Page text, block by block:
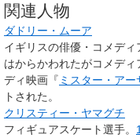
関連人物
ダドリー・ムーア
イギリスの俳優・コメデ
はからかわれたがコメデ
ディ映画『 ミスター・アー
トされた。
クリスティー・ヤマグチ
フィギュアスケート選手。